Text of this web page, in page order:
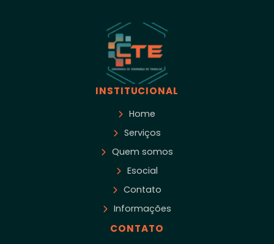
INSTITUCIONAL
Home
Serviços
Quem somos
Esocial
Contato
Informações
CONTATO